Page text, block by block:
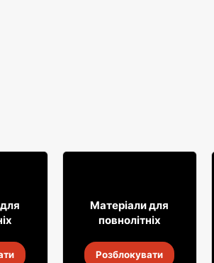
Soplica
2999
Горілка Żołądkowa
Gorzka
Матеріали для
повнолітніх
Розблокувати